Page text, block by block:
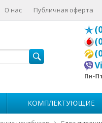
О нас Публичная оферта
Пн-
КОМПЛЕКТУЮЩИЕ